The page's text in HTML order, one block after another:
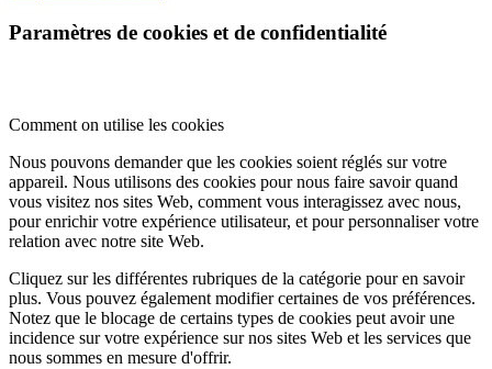
Paramètres de cookies et de confidentialité
Comment on utilise les cookies
Nous pouvons demander que les cookies soient réglés sur votre
appareil. Nous utilisons des cookies pour nous faire savoir quand
vous visitez nos sites Web, comment vous interagissez avec nous,
pour enrichir votre expérience utilisateur, et pour personnaliser votre
relation avec notre site Web.
Cliquez sur les différentes rubriques de la catégorie pour en savoir
plus. Vous pouvez également modifier certaines de vos préférences.
Notez que le blocage de certains types de cookies peut avoir une
incidence sur votre expérience sur nos sites Web et les services que
nous sommes en mesure d'offrir.